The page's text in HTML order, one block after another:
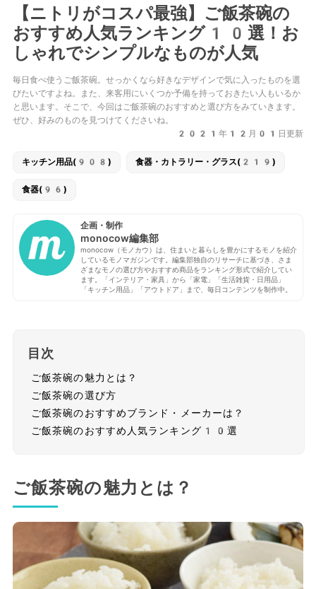
【ニトリがコスパ最強】ご飯茶碗の
おすすめ人気ランキング10選！お
しゃれでシンプルなものが人気
毎日食べ使うご飯茶碗。せっかくなら好きなデザインで気に入ったものを選
びたいですよね。また、来客用にいくつか予備を持っておきたい人もいるか
と思います。そこで、今回はご飯茶碗のおすすめと選び方をみていきます。
ぜひ、好みのものを見つけてくださいね。
2021年12月01日更新
キッチン用品(908) 食器・カトラリー・グラス(219)
食器(96)
企画・制作
monocow編集部
monocow（モノカウ）は、住まいと暮らしを豊かにするモノを紹介
しているモノマガジンです。編集部独自のリサーチに基づき、さま
ざまなモノの選び方やおすすめ商品をランキング形式で紹介してい
ます。「インテリア・家具」から「家電」「生活雑貨・日用品」
「キッチン用品」「アウトドア」まで、毎日コンテンツを制作中。
目次
ご飯茶碗の魅力とは？
ご飯茶碗の選び方
ご飯茶碗のおすすめブランド・メーカーは？
ご飯茶碗のおすすめ人気ランキング10選
ご飯茶碗の魅力とは？